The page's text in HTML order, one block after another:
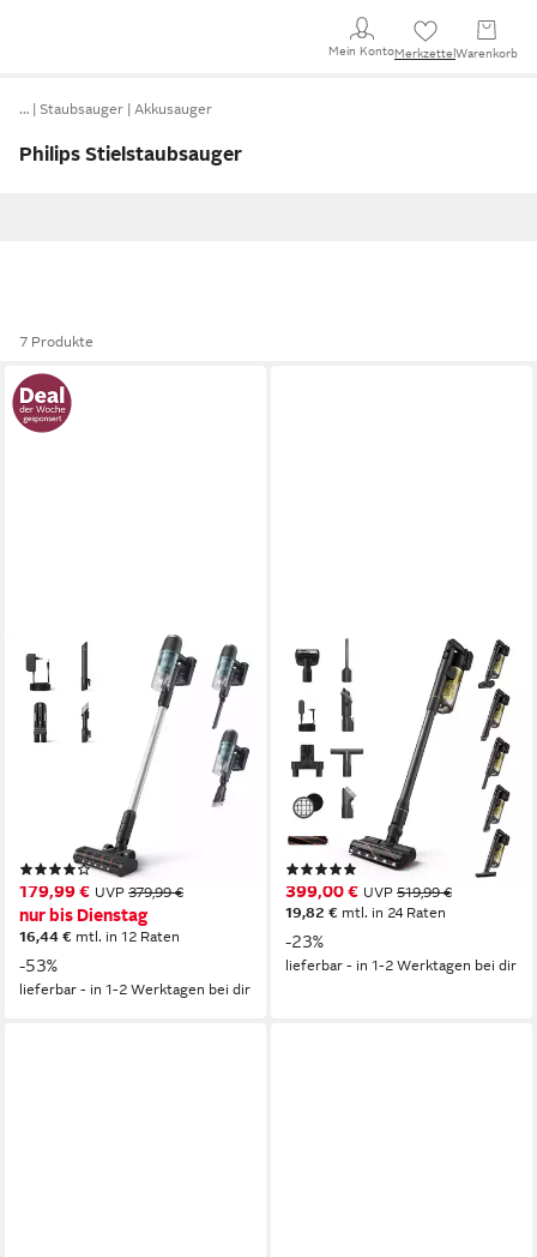
Mein KontoMerkzettel Warenkorb
… Staubsauger Akkusauger
Philips Stielstaubsauger
7 Produkte
PHILIPS
Akku-Hand-und
Stielstaubsauger XC3031/01
3000 Series
“Staubentdecker”
Leistung
Größe Staubbehälter
3-Stufen-Filtrationssystem
(10)
179,99 € UVP 379,99 €
nur bis Dienstag
16,44 € mtl. in 12 Raten
-53%
lieferbar - in 1-2 Werktagen bei dir
PHILIPS
Akku-Hand-und
Stielstaubsauger XC7067/01
7000 Series SpeedPro Max
Advanced "Pet"
56,7 W
Leistung
0,27 l
Größe Staubbehälter
3-stufige Filterung
Filtersystem
(3)
399,00 € UVP 519,99 €
19,82 € mtl. in 24 Raten
-23%
lieferbar - in 1-2 Werktagen bei dir